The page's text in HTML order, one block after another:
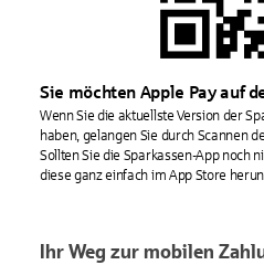
Sie möchten Apple Pay auf
Wenn Sie die aktuellste Version der
haben, gelangen Sie durch Scannen
Sollten Sie die Sparkassen-App noch
diese ganz einfach im App Store
Ihr Weg zur mobilen